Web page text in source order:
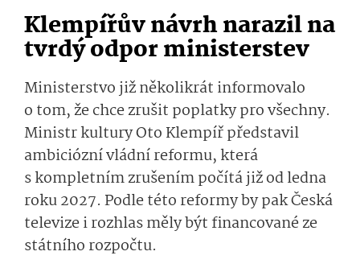
Klempířův návrh narazil na
tvrdý odpor ministerstev
Ministerstvo již několikrát informovalo
o tom, že chce zrušit poplatky pro všechny.
Ministr kultury Oto Klempíř představil
ambiciózní vládní reformu, která
s kompletním zrušením počítá již od ledna
roku 2027. Podle této reformy by pak Česká
televize i rozhlas měly být financované ze
státního rozpočtu.